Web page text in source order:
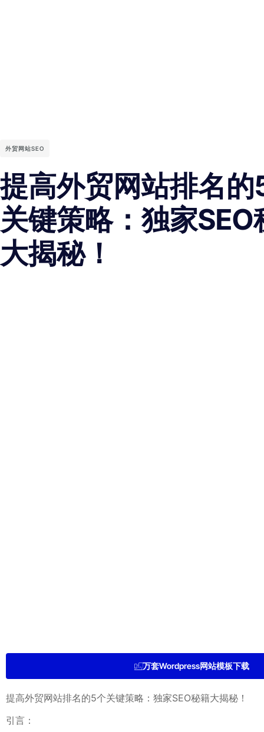
外贸网站SEO
提高外贸网站排名的
关键策略：独家SEO
大揭秘！
万套Wordpress网站模板下载
提高外贸网站排名的5个关键策略：独家SEO秘籍大揭秘！
引言：